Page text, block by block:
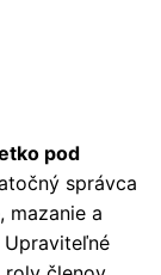
pod
správca
mazanie a